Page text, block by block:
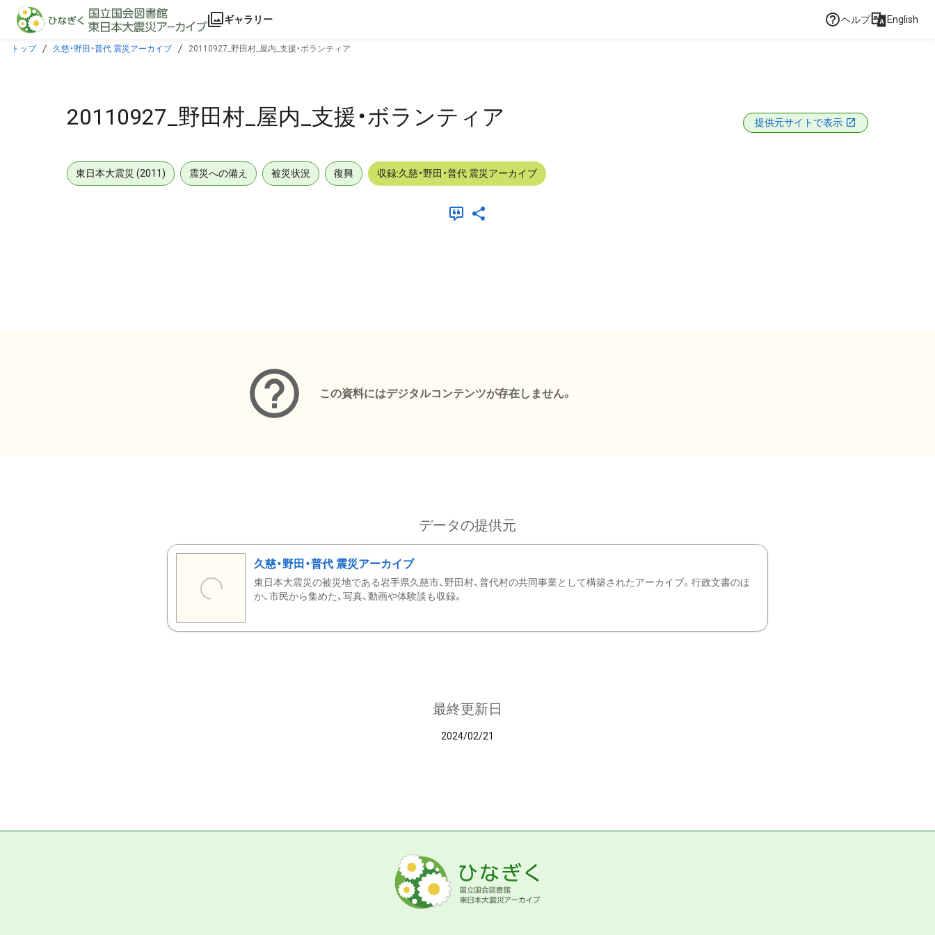
本文に飛ぶ
ギャラリー ヘルプ English
トップ 久慈・野田・普代 震災アーカイブ 20110927_野田村_屋内_支援・ボランティア
20110927_野田村_屋内_支援・ボランティア 提供元サイトで表示
東日本大震災 (2011) 震災への備え 被災状況 復興 収録:久慈・野田・普代 震災アーカイブ
この資料にはデジタルコンテンツが存在しません。
データの提供元
久慈・野田・普代 震災アーカイブ
東日本大震災の被災地である岩手県久慈市、野田村、普代村の共同事業として構築されたアーカイブ。行政文書のほ
か、市民から集めた、写真、動画や体験談も収録。
最終更新日
2024/02/21